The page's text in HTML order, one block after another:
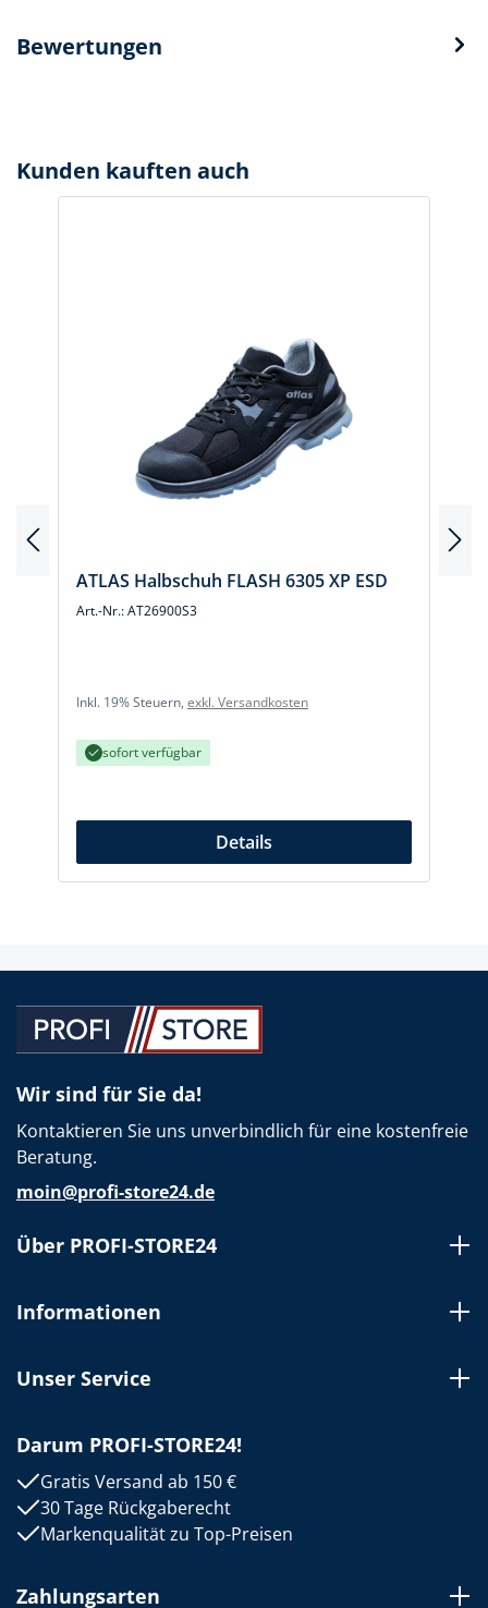
Bewertungen
Kunden kauften auch
ATLAS Halbschuh FLASH 6305 XP ESD
Art.-Nr.: AT26900S3
Inkl. 19% Steuern, exkl. Versandkosten
sofort verfügbar
Details
Wir sind für Sie da!
Kontaktieren Sie uns unverbindlich für eine kostenfreie
Beratung.
moin@profi-store24.de
Über PROFI-STORE24
Informationen
Unser Service
Darum PROFI-STORE24!
Gratis Versand ab 150 €
30 Tage Rückgaberecht
Markenqualität zu Top-Preisen
Zahlungsarten